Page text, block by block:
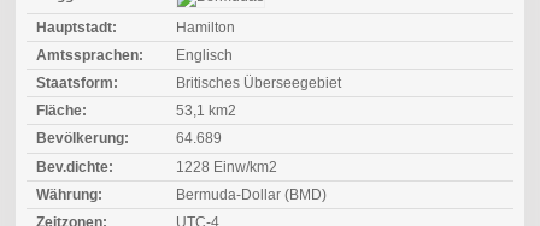
Hauptstadt:
Hamilton
Amtssprachen:
Englisch
Staatsform:
Britisches Überseegebiet
Fläche:
53,1 km2
Bevölkerung:
64.689
Bev.dichte:
1228 Einw/km2
Währung:
Bermuda-Dollar (BMD)
Zeitzonen:
UTC-4